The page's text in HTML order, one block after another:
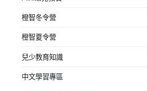
橙智冬令營
橙智夏令營
兒少教育知識
中文學習專區